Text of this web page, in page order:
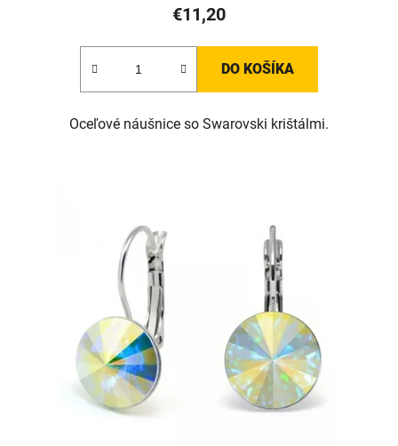
€11,20
DO KOŠÍKA
Oceľové náušnice so Swarovski krištálmi.